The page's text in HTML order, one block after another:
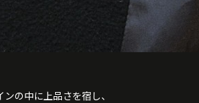
の中に上品さを宿し、